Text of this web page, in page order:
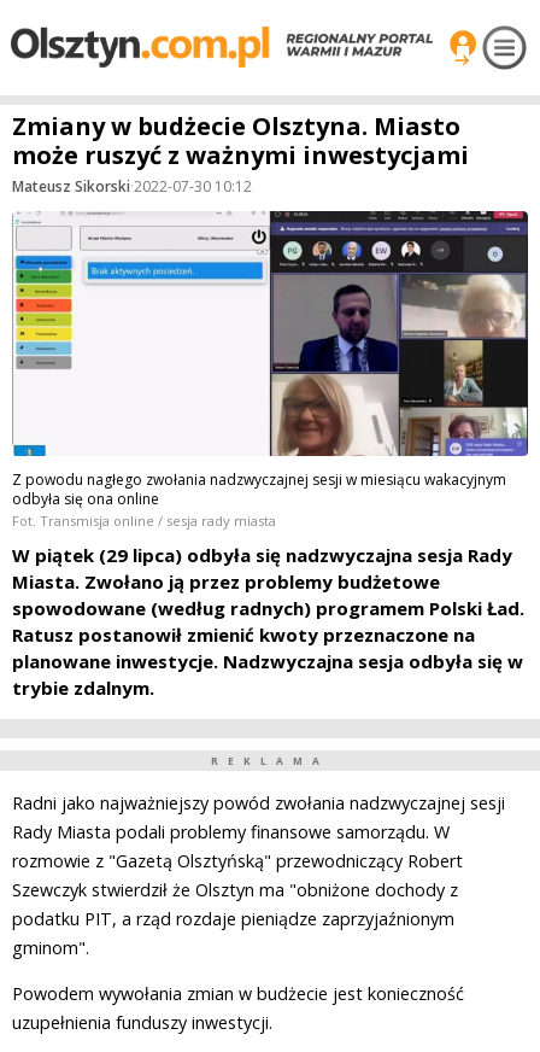
Zmiany w budżecie Olsztyna. Miasto
może ruszyć z ważnymi inwestycjami
Mateusz Sikorski·2022-07-30 10:12
Z powodu nagłego zwołania nadzwyczajnej sesji w miesiącu wakacyjnym
odbyła się ona online
Fot. Transmisja online / sesja rady miasta
W piątek (29 lipca) odbyła się nadzwyczajna sesja Rady
Miasta. Zwołano ją przez problemy budżetowe
spowodowane (według radnych) programem Polski Ład.
Ratusz postanowił zmienić kwoty przeznaczone na
planowane inwestycje. Nadzwyczajna sesja odbyła się w
trybie zdalnym.
REKLAMA
Radni jako najważniejszy powód zwołania nadzwyczajnej sesji
Rady Miasta podali problemy finansowe samorządu. W
rozmowie z "Gazetą Olsztyńską" przewodniczący Robert
Szewczyk stwierdził że Olsztyn ma "obniżone dochody z
podatku PIT, a rząd rozdaje pieniądze zaprzyjaźnionym
gminom".
Powodem wywołania zmian w budżecie jest konieczność
uzupełnienia funduszy inwestycji.